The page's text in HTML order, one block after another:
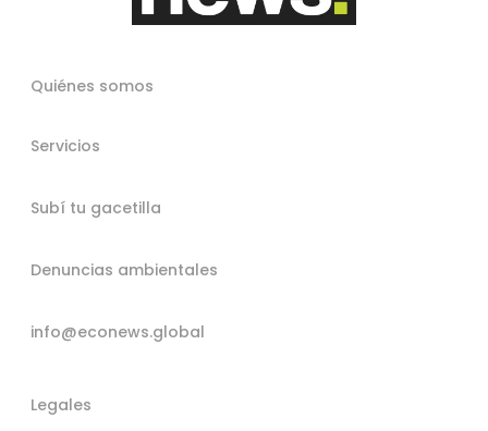
Quiénes somos
Servicios
Subí tu gacetilla
Denuncias ambientales
info@econews.global
Legales